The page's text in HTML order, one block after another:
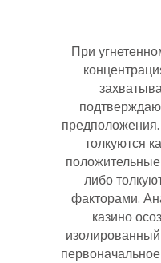
При
толкуются
либо
факторами.
казино